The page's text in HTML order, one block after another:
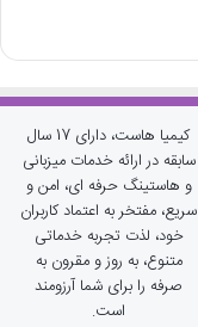
کیمیا هاست، دارای 17 سال
سابقه در ارائه خدمات میزبانی
و هاستینگ حرفه ای، امن و
سریع، مفتخر به اعتماد کاربران
خود، لذت تجربه خدماتی
متنوع، به روز و مقرون به
صرفه را برای شما آرزومند
است.